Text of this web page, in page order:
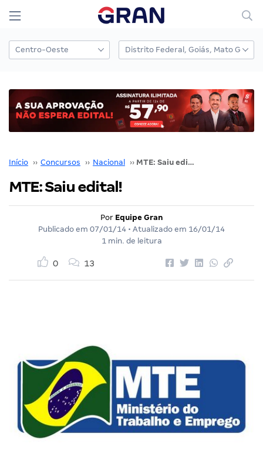
Início ›› Concursos ›› Nacional ›› MTE: Saiu edital!
MTE: Saiu edital!
Por Equipe Gran
Publicado em 07/01/14 • Atualizado em 16/01/14
1 min. de leitura
0 13